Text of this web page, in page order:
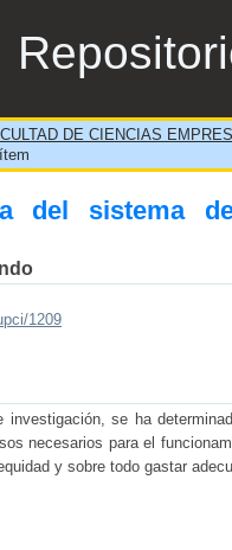
sistema de
DE CIENCIAS
del sistema
1209
investigación, se ha
necesarios para el
y sobre todo gastar